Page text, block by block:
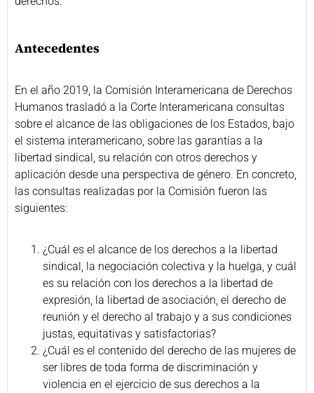
Antecedentes
En el año 2019, la Comisión Interamericana de Derechos
Humanos trasladó a la Corte Interamericana consultas
sobre el alcance de las obligaciones de los Estados, bajo
el sistema interamericano, sobre las garantías a la
libertad sindical, su relación con otros derechos y
aplicación desde una perspectiva de género. En concreto,
las consultas realizadas por la Comisión fueron las
siguientes:
¿Cuál es el alcance de los derechos a la libertad
sindical, la negociación colectiva y la huelga, y cuál
es su relación con los derechos a la libertad de
expresión, la libertad de asociación, el derecho de
reunión y el derecho al trabajo y a sus condiciones
justas, equitativas y satisfactorias?
¿Cuál es el contenido del derecho de las mujeres de
ser libres de toda forma de discriminación y
violencia en el ejercicio de sus derechos a la